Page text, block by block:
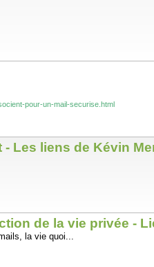
pour-un-mail-securise.html
Les liens de Kévin
de la vie privée -
la vie quoi...